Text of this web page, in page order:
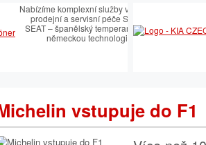
Nabízíme komplexní služby v oblasti
prodejní a servisní péče SEAT.
SEAT – španělský temperament s
německou technologií
vstupuje do F1